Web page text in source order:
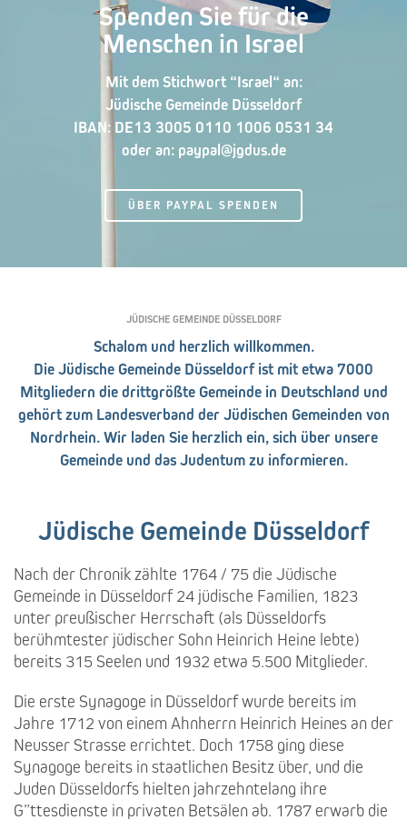
Spenden Sie für die
Menschen in Israel
Mit dem Stichwort “Israel“ an:
Jüdische Gemeinde Düsseldorf
IBAN: DE13 3005 0110 1006 0531 34
oder an: paypal@jgdus.de
ÜBER PAYPAL SPENDEN
JÜDISCHE GEMEINDE DÜSSELDORF
Schalom und herzlich willkommen.
Die Jüdische Gemeinde Düsseldorf ist mit etwa 7000
Mitgliedern die drittgrößte Gemeinde in Deutschland und
gehört zum Landesverband der Jüdischen Gemeinden von
Nordrhein. Wir laden Sie herzlich ein, sich über unsere
Gemeinde und das Judentum zu informieren.
Jüdische Gemeinde Düsseldorf
Nach der Chronik zählte 1764 / 75 die Jüdische
Gemeinde in Düsseldorf 24 jüdische Familien, 1823
unter preußischer Herrschaft (als Düsseldorfs
berühmtester jüdischer Sohn Heinrich Heine lebte)
bereits 315 Seelen und 1932 etwa 5.500 Mitglieder.
Die erste Synagoge in Düsseldorf wurde bereits im
Jahre 1712 von einem Ahnherrn Heinrich Heines an der
Neusser Strasse errichtet. Doch 1758 ging diese
Synagoge bereits in staatlichen Besitz über, und die
Juden Düsseldorfs hielten jahrzehntelang ihre
G”ttesdienste in privaten Betsälen ab. 1787 erwarb die